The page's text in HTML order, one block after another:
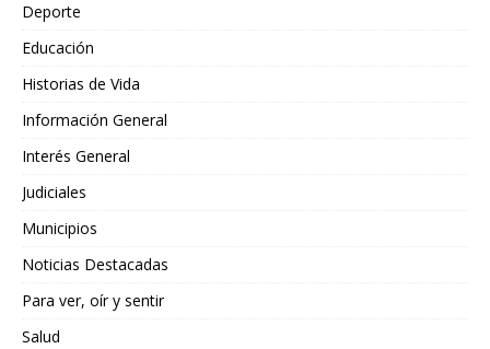
Deporte
Educación
Historias de Vida
Información General
Interés General
Judiciales
Municipios
Noticias Destacadas
Para ver, oír y sentir
Salud